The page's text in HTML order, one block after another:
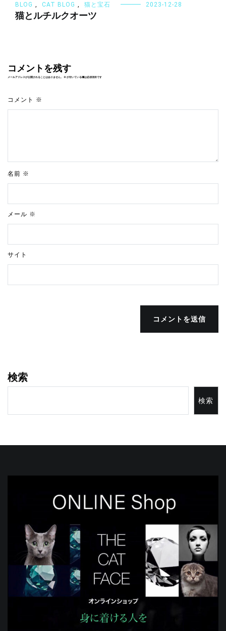
BLOG CAT BLOG 猫と宝石 2023-12-28
猫とルチルクオーツ
コメントを残す
メールアドレスが公開されることはありません。 ※が付いている欄は必須項目です
コメント ※
名前 ※
メール ※
サイト
コメントを送信
検索
検索